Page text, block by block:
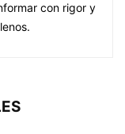
con rigor y